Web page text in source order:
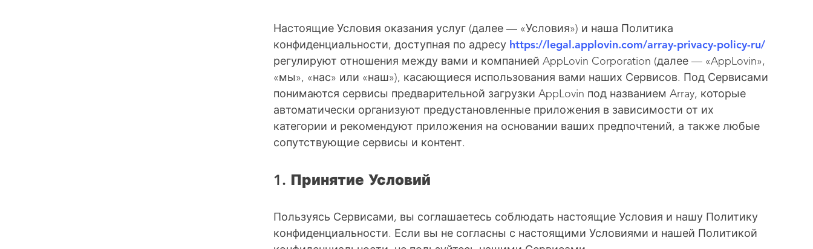
Настоящие Условия оказания услуг (далее — «Условия») и наша Политика
конфиденциальности, доступная по адресу https://legal.applovin.com/array-privacy-policy-ru/
регулируют отношения между вами и компанией AppLovin Corporation (далее — «AppLovin»,
«мы», «нас» или «наш»), касающиеся использования вами наших Сервисов. Под Сервисами
понимаются сервисы предварительной загрузки AppLovin под названием Array, которые
автоматически организуют предустановленные приложения в зависимости от их
категории и рекомендуют приложения на основании ваших предпочтений, а также любые
сопутствующие сервисы и контент.
1. Принятие Условий
Пользуясь Сервисами, вы соглашаетесь соблюдать настоящие Условия и нашу Политику
конфиденциальности. Если вы не согласны с настоящими Условиями и нашей Политикой